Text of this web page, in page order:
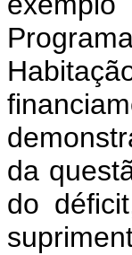
da
do